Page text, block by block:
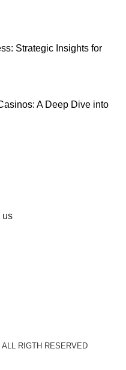
Strategic Insights for
A Deep Dive into
us
ALL RIGTH RESERVED